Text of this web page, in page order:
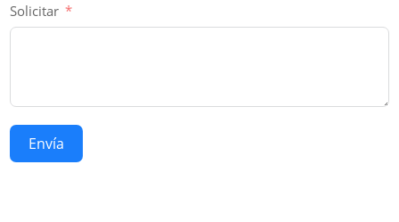
Solicitar
Envía